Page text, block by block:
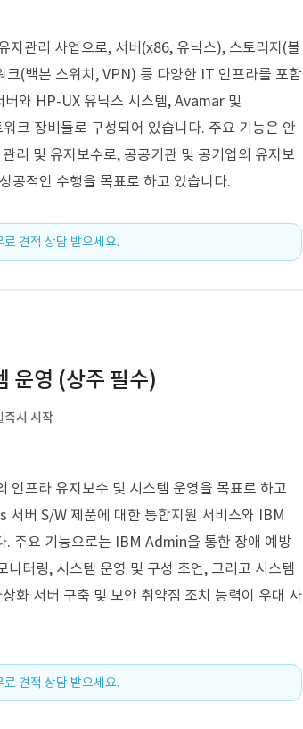
지관리 사업으로, 서버(x86, 유닉스), 스토리지(블
(백본 스위치, VPN) 등 다양한 IT 인프라를 포함
와 HP-UX 유닉스 시스템, Avamar 및
크 장비들로 구성되어 있습니다. 주요 기능은 안
리 및 유지보수로, 공공기관 및 공기업의 유지보
공적인 수행을 목표로 하고 있습니다.
료 견적 상담 받으세요.
운영 (상주 필수)
즉시 시작
프라 유지보수 및 시스템 운영을 목표로 하고
버 S/W 제품에 대한 통합지원 서비스와 IBM
. 주요 기능으로는 IBM Admin을 통한 장애 예방
터링, 시스템 운영 및 구성 조언, 그리고 시스템
화 서버 구축 및 보안 취약점 조치 능력이 우대 사
료 견적 상담 받으세요.